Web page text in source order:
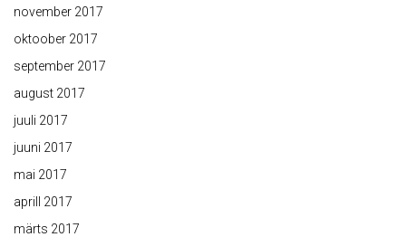
november 2017
oktoober 2017
september 2017
august 2017
juuli 2017
juuni 2017
mai 2017
aprill 2017
märts 2017